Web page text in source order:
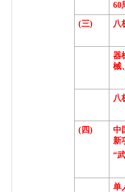
60
(三) 八
器
械
八
( 四)
中
新
“
单